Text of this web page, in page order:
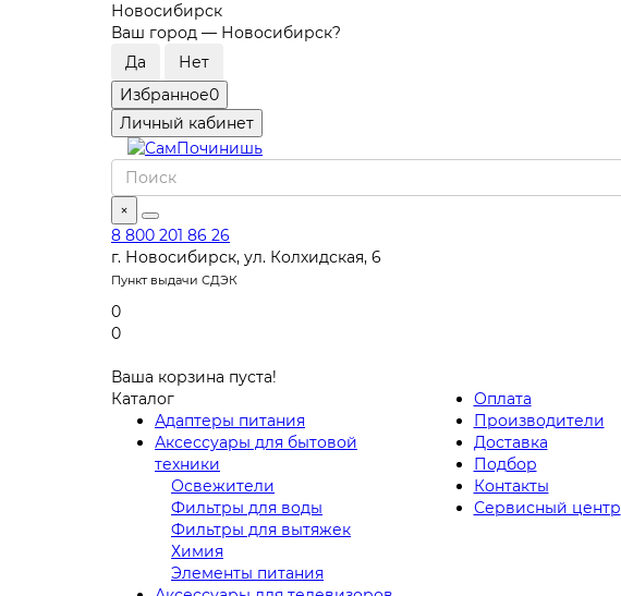
Новосибирск
Ваш город — Новосибирск?
Избранное0
Личный кабинет
×
8 800 201 86 26
г. Новосибирск, ул. Колхидская, 6
Пункт выдачи СДЭК
0
0
Ваша корзина пуста!
Каталог
Адаптеры питания
Аксессуары для бытовой
техники
Освежители
Фильтры для воды
Фильтры для вытяжек
Химия
Элементы питания
Оплата
Производители
Доставка
Подбор
Контакты
Сервисный центр